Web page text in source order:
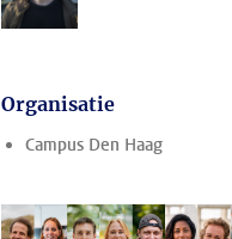
Organisatie
Campus Den Haag